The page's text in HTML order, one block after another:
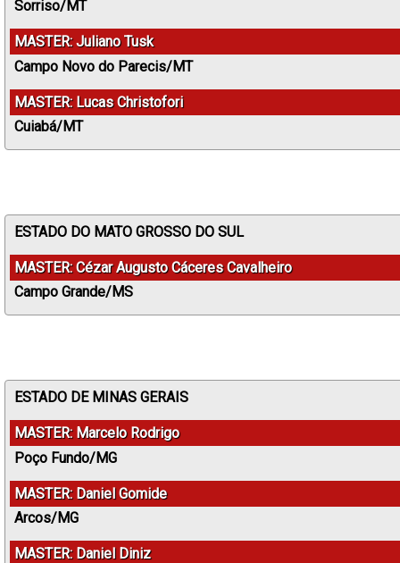
Sorriso/MT
MASTER: Juliano Tusk
Campo Novo do Parecis/MT
MASTER: Lucas Christofori
Cuiabá/MT
ESTADO DO MATO GROSSO DO SUL
MASTER: Cézar Augusto Cáceres Cavalheiro
Campo Grande/MS
ESTADO DE MINAS GERAIS
MASTER: Marcelo Rodrigo
Poço Fundo/MG
MASTER: Daniel Gomide
Arcos/MG
MASTER: Daniel Diniz